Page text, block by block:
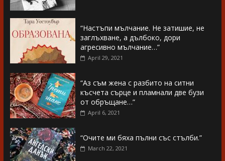
“Настъпи мълчание. Не затишие, не
заглъхване, а дълбоко, дори
агресивно мълчание…”
April 29, 2021
“Аз съм жена с разбито на ситни
късчета сърце и пламнали две бузи
от обръщане…”
April 6, 2021
“Очите ми бяха пълни със стълби.”
March 22, 2021